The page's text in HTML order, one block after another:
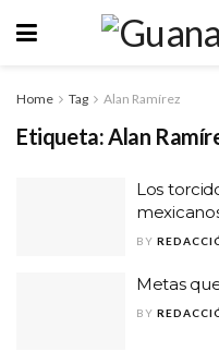
Home Tag Alan Ramírez
Etiqueta:Alan
Los
BY
Metas
BY